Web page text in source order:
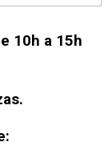
10h a 15h